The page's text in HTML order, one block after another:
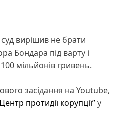
вирішив не брати
Бондара під варту і
мільйонів гривень.
засідання на Youtube,
протидії корупції”у